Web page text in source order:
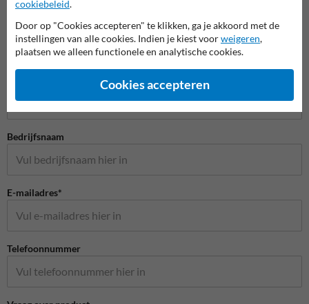
Stel je vraag aan Scheepvaartbord.nl
Bedrijfsnaam
E-mailadres*
Telefoonnummer
cookiebeleid.
Door op "Cookies accepteren" te klikken, ga je akkoord met de
instellingen van alle cookies. Indien je kiest voorweigeren,
plaatsen we alleen functionele en analytische cookies.
Cookies accepteren